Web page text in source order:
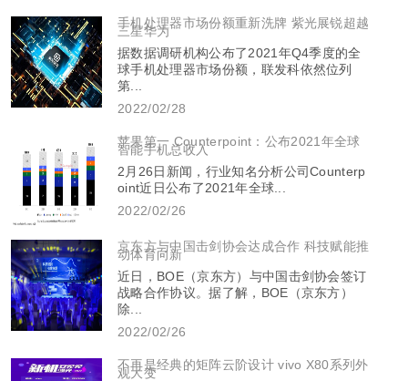
手机处理器市场份额重新洗牌 紫光展锐超越
三星华为
据数据调研机构公布了2021年Q4季度的全
球手机处理器市场份额，联发科依然位列
第...
2022/02/28
苹果第一 Counterpoint：公布2021年全球
智能手机总收入
2月26日新闻，行业知名分析公司Counterp
oint近日公布了2021年全球...
2022/02/26
京东方与中国击剑协会达成合作 科技赋能推
动体育向新
近日，BOE（京东方）与中国击剑协会签订
战略合作协议。据了解，BOE（京东方）
除...
2022/02/26
不再是经典的矩阵云阶设计 vivo X80系列外
观大变